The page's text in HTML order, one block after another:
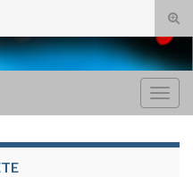
de